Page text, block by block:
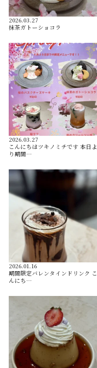
2026.03.27
抹茶ガトーショコラ
2026.03.27
こんにちはツキノミチです️ 本日よ
り期間…
2026.01.16
️期間限定バレンタインドリンク️ こ
んにち…